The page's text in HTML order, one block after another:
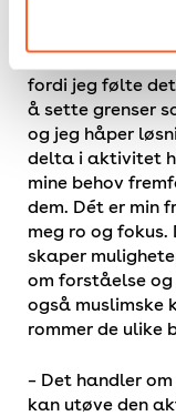
– Jeg måtte
fordi jeg følte
å sette grenser
og jeg håper
delta i aktivitet
mine behov
dem. Dét er min
meg ro og fokus.
skaper
om forståelse
også muslimske
rommer de ulike
– Det handler
kan utøve den